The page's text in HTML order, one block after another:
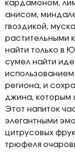
кардамоном,
анисом,
гвоздикой,
растительными
найти только в
сумел найти
использованием
региона, и
джина, которым
Этот напиток
элегантными
цитрусовых
трюфеля